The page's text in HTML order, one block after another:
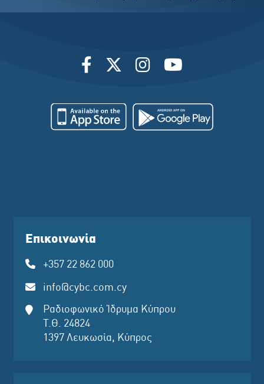
Επικοινωνία
+357 22 862 000
info@cybc.com.cy
Ραδιοφωνικό Ίδρυμα Κύπρου
Τ.Θ. 24824
1397 Λευκωσία, Κύπρος